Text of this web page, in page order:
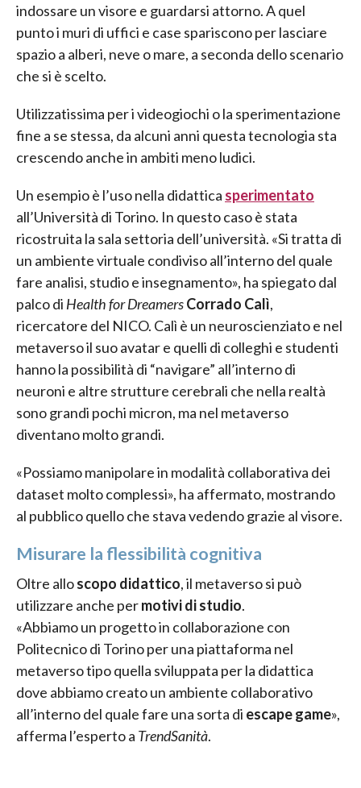
indossare un visore e guardarsi attorno. A quel
punto i muri di uffici e case spariscono per lasciare
spazio a alberi, neve o mare, a seconda dello scenario
che si è scelto.
Utilizzatissima per i videogiochi o la sperimentazione
fine a se stessa, da alcuni anni questa tecnologia sta
crescendo anche in ambiti meno ludici.
Un esempio è l’uso nella didattica sperimentato
all’Università di Torino. In questo caso è stata
ricostruita la sala settoria dell’università. «Si tratta di
un ambiente virtuale condiviso all’interno del quale
fare analisi, studio e insegnamento», ha spiegato dal
palco di Health for DreamersCorrado Calì,
ricercatore del NICO. Calì è un neuroscienziato e nel
metaverso il suo avatar e quelli di colleghi e studenti
hanno la possibilità di “navigare” all’interno di
neuroni e altre strutture cerebrali che nella realtà
sono grandi pochi micron, ma nel metaverso
diventano molto grandi.
«Possiamo manipolare in modalità collaborativa dei
dataset molto complessi», ha affermato, mostrando
al pubblico quello che stava vedendo grazie al visore.
Misurare la flessibilità cognitiva
Oltre alloscopo didattico, il metaverso si può
utilizzare anche permotivi di studio.
«Abbiamo un progetto in collaborazione con
Politecnico di Torino per una piattaforma nel
metaverso tipo quella sviluppata per la didattica
dove abbiamo creato un ambiente collaborativo
all’interno del quale fare una sorta di escape game»,
afferma l’esperto a TrendSanità.